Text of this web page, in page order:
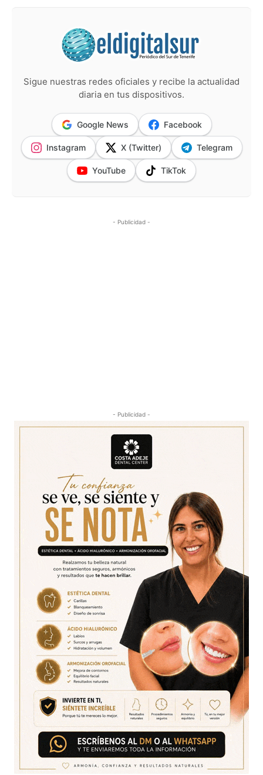
Sigue nuestras redes oficiales y recibe la actualidad
diaria en tus dispositivos.
Google News Facebook
Instagram X (Twitter) Telegram
YouTube TikTok
- Publicidad -
- Publicidad -